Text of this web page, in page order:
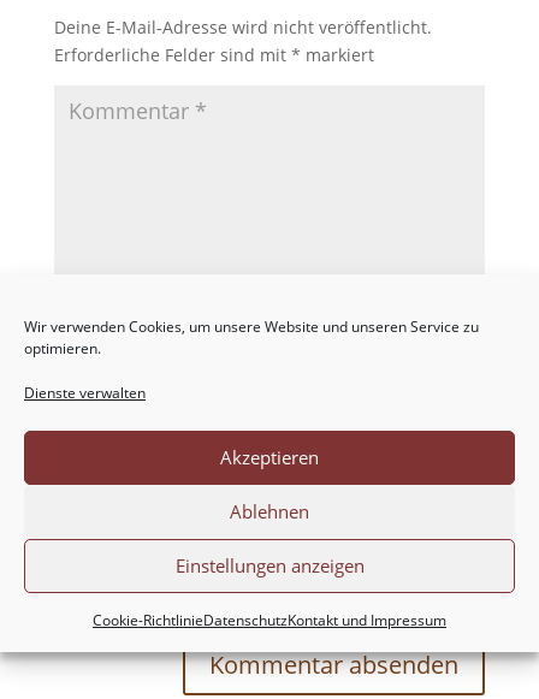
Wir verwenden Cookies, um unsere Website und unseren Service zu
optimieren.
Dienste verwalten
Akzeptieren
Ablehnen
Einstellungen anzeigen
Cookie-RichtlinieDatenschutzKontakt und Impressum
Deine E-Mail-Adresse wird nicht veröffentlicht.
Erforderliche Felder sind mit * markiert
meine Website in diesem Browser für die nächste